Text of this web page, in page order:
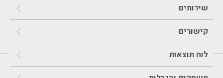
שירותים
קישורים
לוח תוצאות